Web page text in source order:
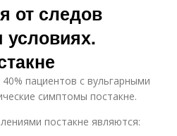
от следов
пациентов с вульгарными
симптомы постакне.
постакне являются: